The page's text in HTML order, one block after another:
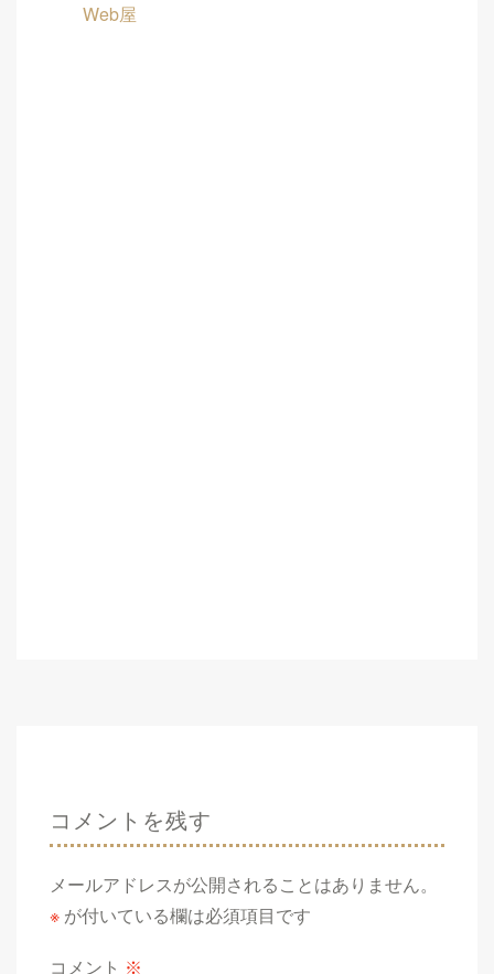
Web屋
コメントを残す
メールアドレスが公開されることはありません。
※ が付いている欄は必須項目です
コメント ※